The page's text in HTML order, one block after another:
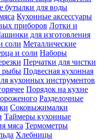
бутылки для воды
Кухонные аксессуары
приборов Лотки и
для изготовления
соли Металлические
и соли Наборы
Перчатки для чистки
рыбы Подвесная кухонная
кухонных инструментов
Порядок на кухне
Разделочные
Соковыжималки
Таймеры кухонные
мяса Термометры
Хлебницы